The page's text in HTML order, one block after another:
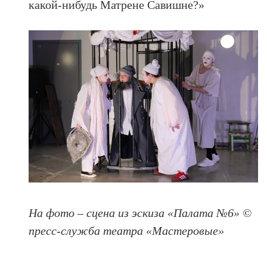
какой-нибудь Матрене Савишне?»
На фото – сцена из эскиза «Палата №6» ©
пресс-служба театра «Мастеровые»